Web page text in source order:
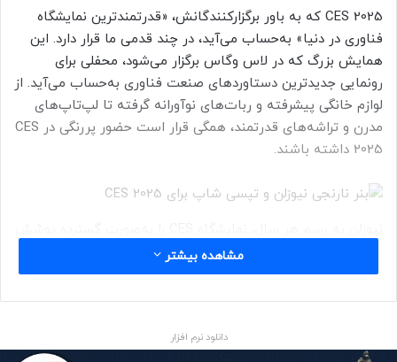
CES 2025 که به باور برگزارکنندگانش، «قدرتمندترین نمایشگاه
فناوری در دنیا» به‌حساب می‌آید، در چند قدمی ما قرار دارد. این
همایش بزرگ که در لاس وگاس برگزار می‌شود، محفلی برای
رونمایی جدیدترین دستاوردهای صنعت فناوری به‌حساب می‌آید. از
لوازم خانگی پیشرفته و ربات‌های نوآورانه گرفته تا لپ‌تاپ‌های
مدرن و تراشه‌های قدرتمند، همگی قرار است حضور پررنگی در CES
2025 داشته باشند.
می‌دهد. پوشش ما که با حمایت تپسی‌شاپ ارائه می‌شود، شامل
مقاله‌های خبری پرتعداد، مطالب جمع‌بندی و آیتم‌های ویژه‌ی
تپسی‌شاپ چیست؟
مشاهده بیشتر
دانلود نرم افزار